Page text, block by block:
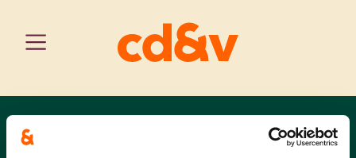
roeselare
cd&v roeselare kalender